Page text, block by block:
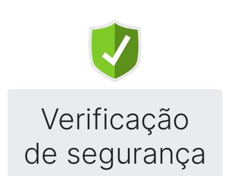
Verificação
de segurança